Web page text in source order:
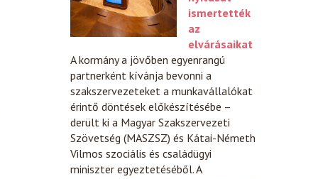
ismertették
az
elvárásaikat
A kormány a jövőben egyenrangú
partnerként kívánja bevonni a
szakszervezeteket a munkavállalókat
érintő döntések előkészítésébe –
derült ki a Magyar Szakszervezeti
Szövetség (MASZSZ) és Kátai-Németh
Vilmos szociális és családügyi
miniszter egyeztetéséből. A